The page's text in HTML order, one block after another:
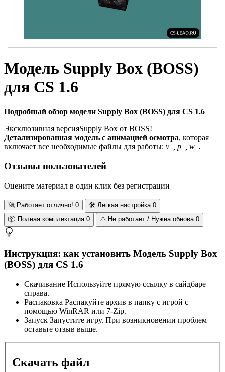
Модель Supply Box (BOSS)
для CS 1.6
Подробный обзор модели Supply Box (BOSS) для CS 1.6
Эксклюзивная версияSupply Box от BOSS!
Детализированная модель с анимацией осмотра, которая
включает все необходимые файлы для работы: v_, p_, w_.
Отзывы пользователей
Оцените материал в один клик без регистрации
🚀Работает отлично! 0 🛠️ Легкая настройка 0
📦 Полная комплектация 0 ⚠️ Не работает / Нужна обнова 0
Инструкция: как установить Модель Supply Box
(BOSS) для CS 1.6
Скачивание Используйте прямую ссылку в сайдбаре
справа.
Распаковка Распакуйте архив в папку с игрой с
помощью WinRAR или 7-Zip.
Запуск Запустите игру. При возникновении проблем —
оставьте отзыв выше.
Скачать файл